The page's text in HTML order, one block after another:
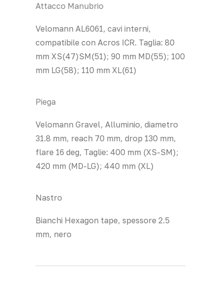
Attacco Manubrio
Velomann AL6061, cavi interni,
compatibile con Acros ICR. Taglia: 80
mm XS(47)SM(51); 90 mm MD(55); 100
mm LG(58); 110 mm XL(61)
Piega
Velomann Gravel, Alluminio, diametro
31.8 mm, reach 70 mm, drop 130 mm,
flare 16 deg, Taglie: 400 mm (XS-SM);
420 mm (MD-LG); 440 mm (XL)
Nastro
Bianchi Hexagon tape, spessore 2.5
mm, nero